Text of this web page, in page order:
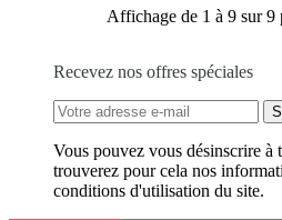
Affichage de 1 à 9 sur 9
Recevez nos offres spéciales
Vous pouvez vous désinscrire à
trouverez pour cela nos
conditions d'utilisation du site.